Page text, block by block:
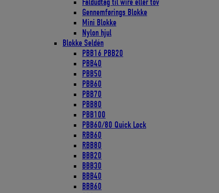
Faldudtag til wire eller tov
Gennemførings Blokke
Mini Blokke
Nylon hjul
Blokke Seldén
PBB16 PBB20
PBB40
PBB50
PBB60
PBB70
PBB80
PBB100
PBB60/80 Quick Lock
RBB60
RBB80
BBB20
BBB30
BBB40
BBB60